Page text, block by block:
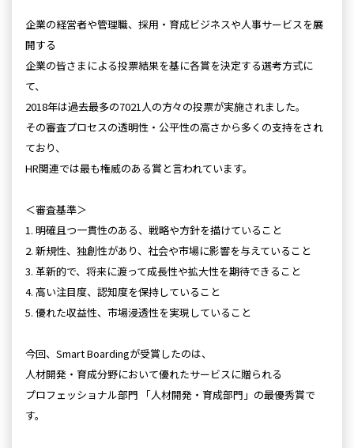
企業の経営者や管理職、採用・育成ビジネスや人事サービスを展
開する
企業の皆さまによる投票結果を基に各賞を決定する選考方式に
て、
2018年は過去最多の7021人の方々の投票が実施されました。
その審査プロセスの透明性・公平性の高さから多くの支持をされ
ており、
HR関連では最も権威のある賞と言われています。
＜審査基準＞
1. 明確且つ一貫性のある、戦略や方針を描けていること
2. 新規性、独創性があり、社会や市場に影響を与えていること
3. 革新的で、将来に渡って成長性や拡大性を期待できること
4. 高い注目度、認知度を保持していること
5. 優れた収益性、市場浸透性を実現していること
今回、Smart Boardingが受賞したのは、
人材開発・育成分野において優れたサービスに贈られる
プロフェッショナル部門 「人材開発・育成部門」の最優秀賞で
す。